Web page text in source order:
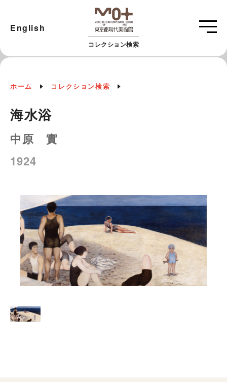
コレクション検索
English
ホーム コレクション検索
海水浴
中原 實
1924